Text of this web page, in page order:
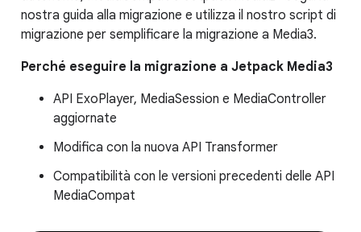
nostra guida alla migrazione e utilizza il nostro script di
migrazione per semplificare la migrazione a Media3.
Perché eseguire la migrazione a Jetpack Media3
API ExoPlayer, MediaSession e MediaController
aggiornate
Modifica con la nuova API Transformer
Compatibilità con le versioni precedenti delle API
MediaCompat